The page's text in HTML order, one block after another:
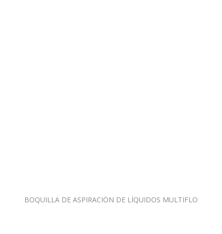
BOQUILLA DE ASPIRACIÓN DE LÍQUIDOS MULTIFLO